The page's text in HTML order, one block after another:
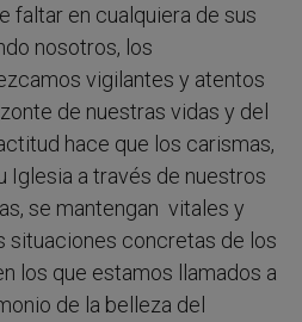
faltar en cualquiera de sus
nosotros, los
vigilantes y atentos
de nuestras vidas y del
hace que los carismas,
Iglesia a través de nuestros
se mantengan vitales y
situaciones concretas de los
los que estamos llamados a
de la belleza del